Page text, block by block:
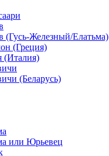
(Гусь-Железный/Елатьма)
(Греция)
(Италия)
(Беларусь)
или Юрьевец